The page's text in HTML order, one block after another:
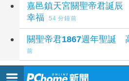
嘉邑鎮天宮關聖帝君誕
幸福
54 分鐘前
關聖帝君1867週年聖誕
前